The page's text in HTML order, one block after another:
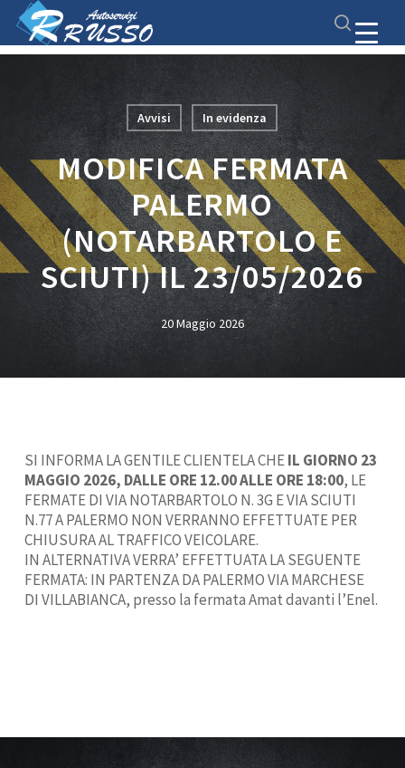
Skip
main
search
Avvisi In evidenza
MODIFICA FERMATA
PALERMO
(NOTARBARTOLO E
SCIUTI) IL 23/05/2026
20 Maggio 2026
SI INFORMA LA GENTILE CLIENTELA CHEIL GIORNO 23
MAGGIO 2026, DALLE ORE 12.00 ALLE ORE 18:00, LE
FERMATE DI VIA NOTARBARTOLO N. 3G E VIA SCIUTI
N.77 A PALERMO NON VERRANNO EFFETTUATE PER
CHIUSURA AL TRAFFICO VEICOLARE.
IN ALTERNATIVA VERRA’ EFFETTUATA LA SEGUENTE
FERMATA: IN PARTENZA DA PALERMO VIA MARCHESE
DI VILLABIANCA, presso la fermata Amat davanti l’Enel.
Close